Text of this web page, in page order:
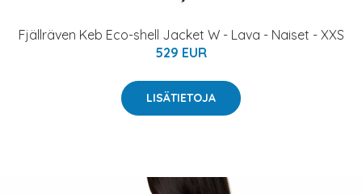
Fjällräven Keb Eco-shell Jacket W - Lava - Naiset - XXS
529 EUR
LISÄTIETOJA